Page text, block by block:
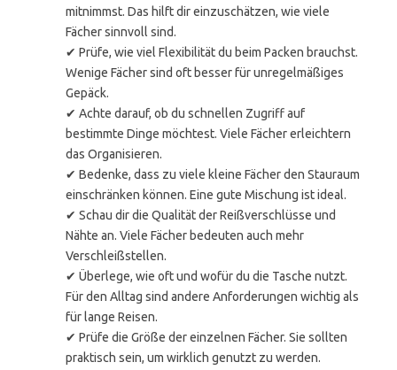
mitnimmst. Das hilft dir einzuschätzen, wie viele
Fächer sinnvoll sind.
✔ Prüfe, wie viel Flexibilität du beim Packen brauchst.
Wenige Fächer sind oft besser für unregelmäßiges
Gepäck.
✔ Achte darauf, ob du schnellen Zugriff auf
bestimmte Dinge möchtest. Viele Fächer erleichtern
das Organisieren.
✔ Bedenke, dass zu viele kleine Fächer den Stauraum
einschränken können. Eine gute Mischung ist ideal.
✔ Schau dir die Qualität der Reißverschlüsse und
Nähte an. Viele Fächer bedeuten auch mehr
Verschleißstellen.
✔ Überlege, wie oft und wofür du die Tasche nutzt.
Für den Alltag sind andere Anforderungen wichtig als
für lange Reisen.
✔ Prüfe die Größe der einzelnen Fächer. Sie sollten
praktisch sein, um wirklich genutzt zu werden.